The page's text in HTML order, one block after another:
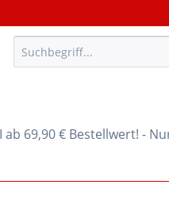
ab 69,90 € Bestellwert! -